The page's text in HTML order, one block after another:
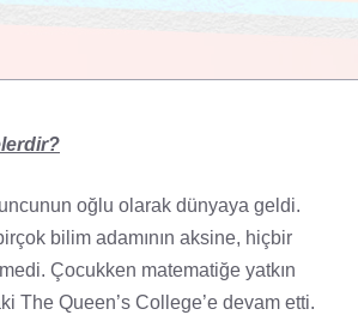
oğlu olarak dünyaya geldi.
bilim adamının aksine, hiçbir
Çocukken matematiğe yatkın
The Queen’s College’e devam etti.